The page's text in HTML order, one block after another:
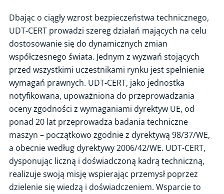
Certyfikacja osób
Certyfikacja wyrobów
Ocena zgodności i CE
Ekspertyzy techniczne
Ocena gotowości technicznej i organizacyjnej zakładu do
uczestnictwa w łańcuchu dostaw dla energetyki jądrowej
Ślad węglowy organizacji
Ocena stanu technicznego instalacji fotowoltaicznej
Inspekcja paneli fotowoltaicznych z użyciem drona z termowizją
Punkty i stacje ładowania pojazdów - weryfikacja poprawności i
zainstalowania urządzenia
Spawalnictwo – pakiet usług
Dbając o ciągły wzrost bezpieczeństwa technicznego,
UDT-CERT prowadzi szereg działań mających na celu
dostosowanie się do dynamicznych zmian
współczesnego świata. Jednym z wyzwań stojących
przed wszystkimi uczestnikami rynku jest spełnienie
wymagań prawnych. UDT-CERT, jako jednostka
notyfikowana, upoważniona do przeprowadzania
oceny zgodności z wymaganiami dyrektyw UE, od
ponad 20 lat przeprowadza badania techniczne
maszyn – początkowo zgodnie z dyrektywą 98/37/WE,
a obecnie według dyrektywy 2006/42/WE. UDT-CERT,
dysponując liczną i doświadczoną kadrą techniczną,
realizuje swoją misję wspierając przemysł poprzez
dzielenie się wiedzą i doświadczeniem. Wsparcie to